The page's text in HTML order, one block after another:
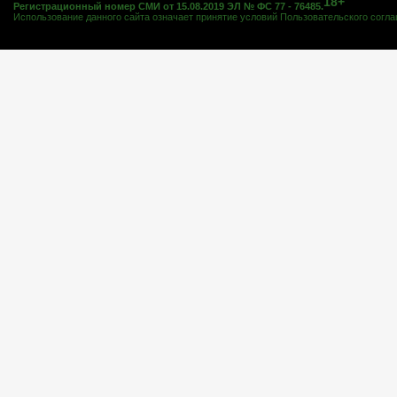
Регистрационный номер СМИ от 15.08.2019 ЭЛ № ФС 77 - 76485.
Использование данного сайта означает принятие условий Пользовательского